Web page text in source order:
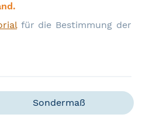
für die Bestimmung der
Sondermaß